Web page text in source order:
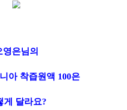
영은님의
아 착즙원액 100은
게 달라요?